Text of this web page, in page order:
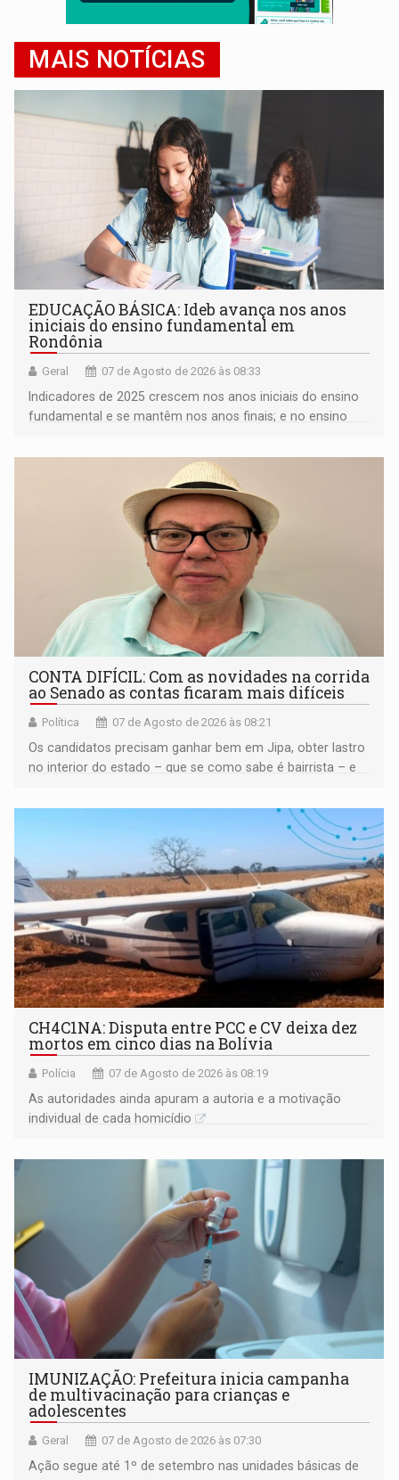
MAIS NOTÍCIAS
EDUCAÇÃO BÁSICA: Ideb avança nos anos
iniciais do ensino fundamental em
Rondônia
Geral 07 de Agosto de 2026 às 08:33
Indicadores de 2025 crescem nos anos iniciais do ensino
fundamental e se mantêm nos anos finais; e no ensino
CONTA DIFÍCIL: Com as novidades na corrida
ao Senado as contas ficaram mais difíceis
Política 07 de Agosto de 2026 às 08:21
Os candidatos precisam ganhar bem em Jipa, obter lastro
no interior do estado – que se como sabe é bairrista – e
garantir
CH4C1NA: Disputa entre PCC e CV deixa dez
mortos em cinco dias na Bolívia
Polícia 07 de Agosto de 2026 às 08:19
As autoridades ainda apuram a autoria e a motivação
individual de cada homicídio
IMUNIZAÇÃO: Prefeitura inicia campanha
de multivacinação para crianças e
adolescentes
Geral 07 de Agosto de 2026 às 07:30
Ação segue até 1º de setembro nas unidades básicas de